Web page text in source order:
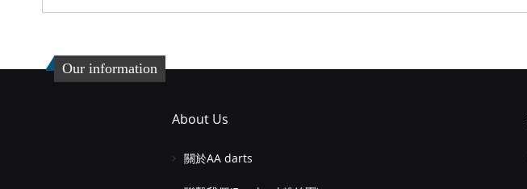
Our information
About Us
關於AA darts